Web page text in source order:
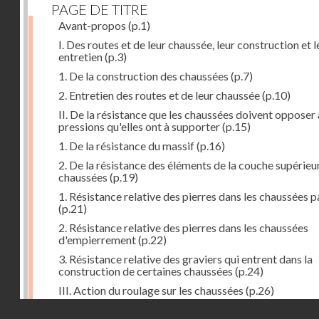
PAGE DE TITRE
Avant-propos (p.1)
I. Des routes et de leur chaussée, leur construction et
entretien(p.3)
1. De la construction des chaussées (p.7)
2. Entretien des routes et de leur chaussée(p.10)
II. De la résistance que les chaussées doivent opposer
pressions qu'elles ont à supporter(p.15)
1. De la résistance du massif(p.16)
2. De la résistance des éléments de la couche
chaussées (p.19)
1. Résistance relative des pierres dans les chaussées
(p.21)
2. Résistance relative des pierres dans les chaussées
d'empierrement(p.22)
3. Résistance relative des graviers qui entrent dans la
construction de certaines chaussées (p.24)
III. Action du roulage sur les chaussées (p.26)